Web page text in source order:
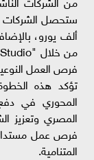
ألف يورو،
فرص العمل
المحوري في دفع
المصري وتعزيز
فرص عمل
المتنامية.